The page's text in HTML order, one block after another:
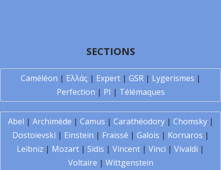
SECTIONS
Caméléon | Ελλάς | Expert| GSR| Lygerismes |
Perfection | PI | Télémaques
Abel | Archimède | Camus | Carathéodory| Chomsky|
Dostoïevski | Einstein | Fraïssé | Galois | Kornaros |
Leibniz | Mozart | Sidis | Vincent | Vinci | Vivaldi |
Voltaire | Wittgenstein